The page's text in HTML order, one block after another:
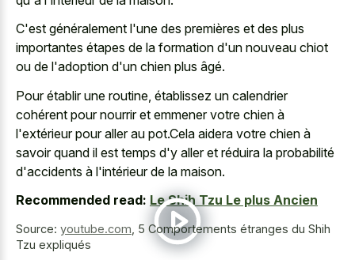
C'est généralement l'une des premières et des plus
importantes étapes de la formation d'un nouveau chiot
ou de l'adoption d'un chien plus âgé.
Pour établir une routine, établissez un calendrier
cohérent pour nourrir et emmener votre chien à
l'extérieur pour aller au pot.Cela aidera votre chien à
savoir quand il est temps d'y aller et réduira la probabilité
d'accidents à l'intérieur de la maison.
Recommended read: Le Shih Tzu Le plus Ancien
Source: youtube.com 5 Comportements étranges du Shih
Tzu expliqués